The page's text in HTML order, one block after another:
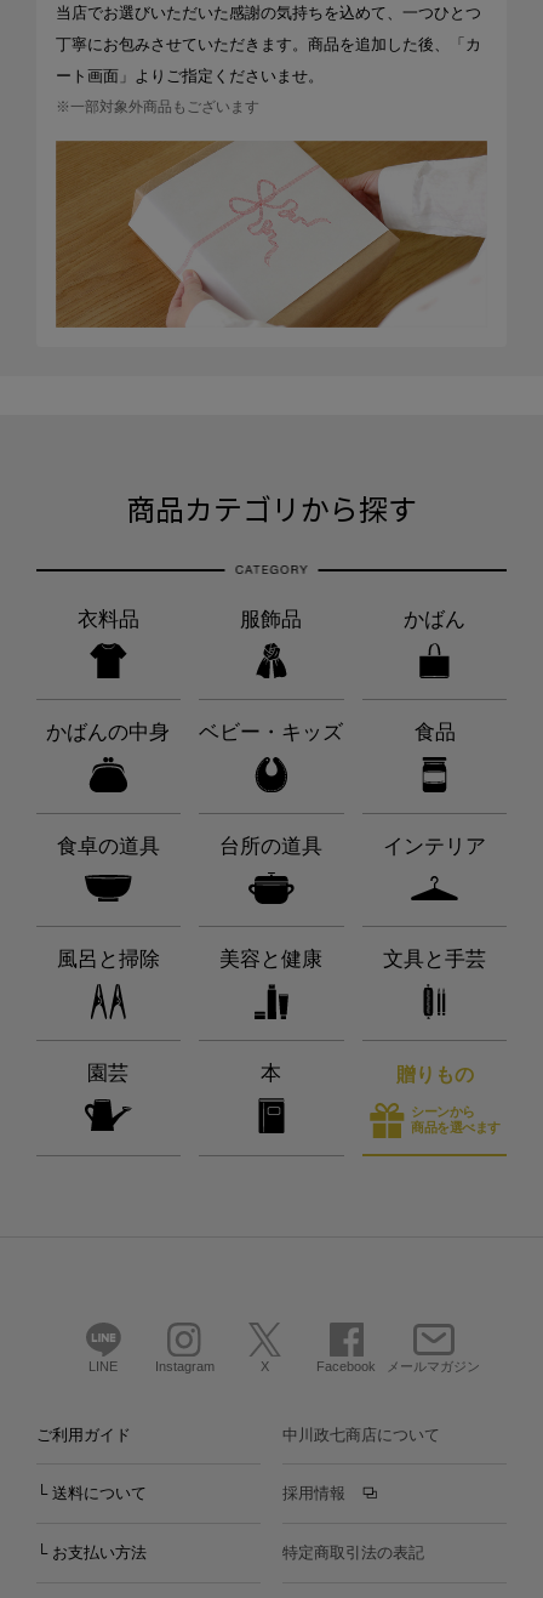
当店でお選びいただいた感謝の気持ちを込めて、一つひとつ
丁寧にお包みさせていただきます。商品を追加した後、「カ
ート画面」よりご指定くださいませ。
※一部対象外商品もございます
商品カテゴリから探す
衣料品 服飾品 かばん
かばんの中身 ベビー・キッズ 食品
食卓の道具 台所の道具 インテリア
風呂と掃除 美容と健康 文具と手芸
園芸 本 贈りもの
シーンから
商品を選べます
LINE Instagram X Facebook メールマガジン
ご利用ガイド
└ 送料について
└ お支払い方法
中川政七商店について
採用情報
特定商取引法の表記